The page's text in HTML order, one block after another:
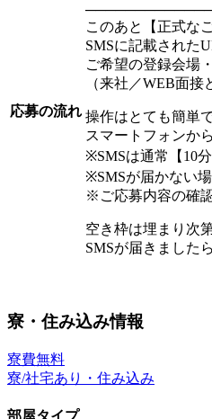
応募の流れ
このあと【正式な
SMSに記載された
ご希望の登録会場
（来社／WEB面接
操作はとても簡単
スマートフォンか
※SMSは通常【10
※SMSが届かない
※ご応募内容の確
空き枠は埋まり次
SMSが届きました
寮・住み込み情報
寮費無料
寮/社宅あり・住み込み